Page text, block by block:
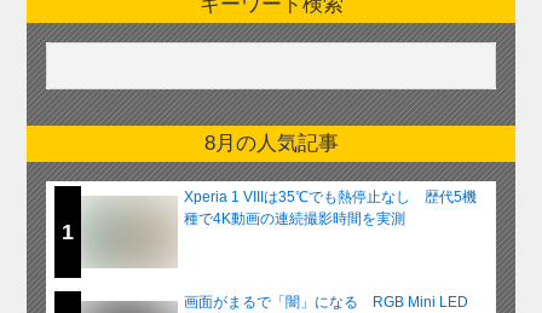
8月の人気記事
1
Xperia 1 VIIIは35℃でも熱停止なし 歴代5機
種で4K動画の連続撮影時間を実測
画面がまるで「闇」になる RGB Mini LED